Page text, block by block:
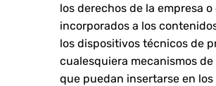
los derechos de la empresa
incorporados a los
los dispositivos técnicos de
cualesquiera mecanismos
que puedan insertarse en